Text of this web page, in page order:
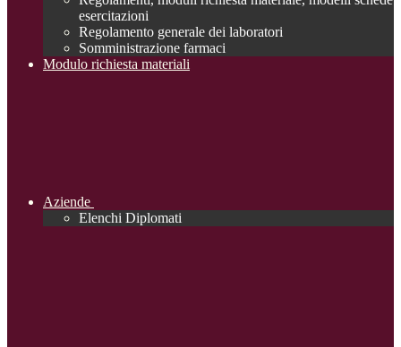
esercitazioni
Regolamento generale dei laboratori
Somministrazione farmaci
Modulo richiesta materiali
Aziende
Elenchi Diplomati